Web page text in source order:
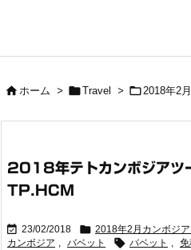
ホーム > Travel > 2018年2
2018年テトカンボジア
TP.HCM
 23/02/2018  2018年2月カンボジ
カンボジア , バベット  バベット ,